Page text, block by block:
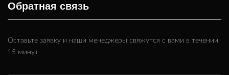
Обратная связь
Оставьте заявку и наши менеджеры свяжутся с вами в течении
15 минут